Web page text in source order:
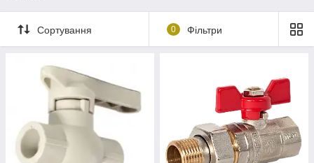
Сортування 0 Фільтри